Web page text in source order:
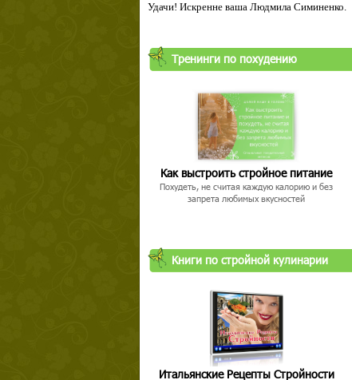
Удачи! Искренне ваша Людмила Симиненко.
Тренинги по похудению
Как выстроить стройное питание
Похудеть, не считая каждую калорию и без
запрета любимых вкусностей
Книги по стройной кулинарии
Итальянские Рецепты Стройности